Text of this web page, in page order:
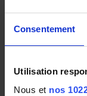
Consentement
Utilisation
Nous et nos
ensoleillement
qui permet
Plus